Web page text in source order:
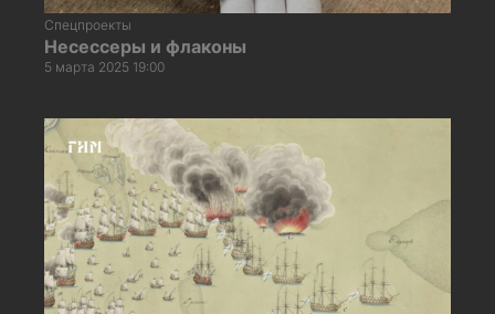
Спецпроекты
Несессеры и флаконы
5 марта 2025 19:00